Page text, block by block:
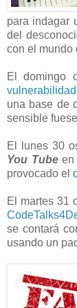
para indagar
del
con el mundo
El domingo
una base de
sensible
El lunes 30
You Tubeen
provocado el
El martes 31
se contará
usando un